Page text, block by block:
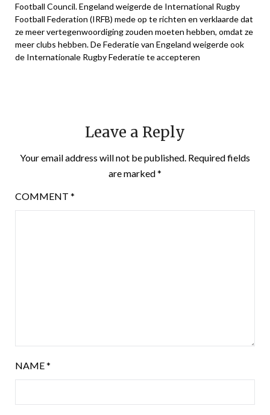
Football Council. Engeland weigerde de International Rugby
Football Federation (IRFB) mede op te richten en verklaarde dat
ze meer vertegenwoordiging zouden moeten hebben, omdat ze
meer clubs hebben. De Federatie van Engeland weigerde ook
de Internationale Rugby Federatie te accepteren
Leave a Reply
Your email address will not be published. Required fields
are marked*
COMMENT *
NAME*